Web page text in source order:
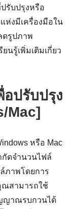
รับปรุงหรือ
ห่งมีเครื่องมือใน
ดรูปภาพ
นรู้เพิ่มเติมเกี่ยว
อปรับปรุง
Mac]
หรือ Mac
กัดจำนวนไฟล์
ภาพโดยการ
ณสามารถใช้
ญาณรบกวนได้